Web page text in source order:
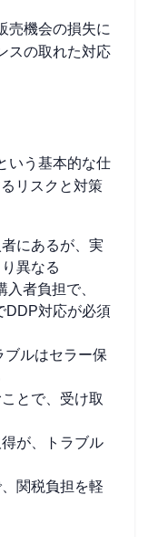
売機会の損失に
スの取れた対応
いう基本的な仕
リスクと対策
にあるが、実
異なる
者負担で、
DDP対応が必須
ブルはセラー保
とで、受け取
が、トラブル
関税負担を軽